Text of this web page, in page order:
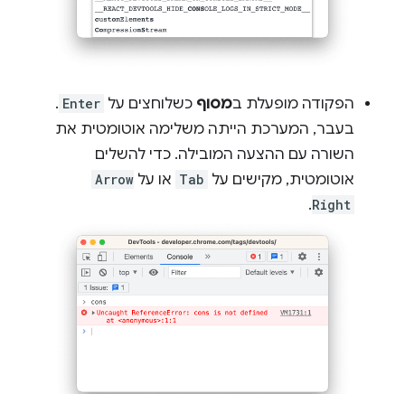
הפקודה מופעלת במסוף כשלוחצים על Enter
.
בעבר, המערכת הייתה משלימה אוטומטית את
השורה עם ההצעה המובילה. כדי להשלים
אוטומטית, מקישים על Tab או על Arrow
Right
.